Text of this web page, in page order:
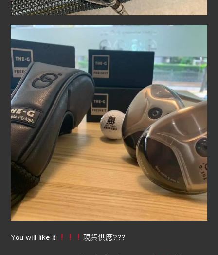
You will like it 現貨供應???